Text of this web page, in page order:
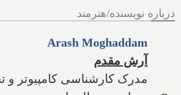
درباره نویسنده/هنرمند
Arash Moghaddam
آرش مقدم
مدرک کارشناسی کامپیوتر و